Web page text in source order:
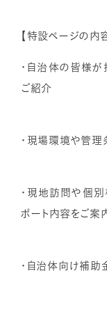
【特設ページの内容
・自治体の皆様
ご紹介​
・現場環境や管
・現地訪問や個
ポート内容をご案
・自治体向け補助